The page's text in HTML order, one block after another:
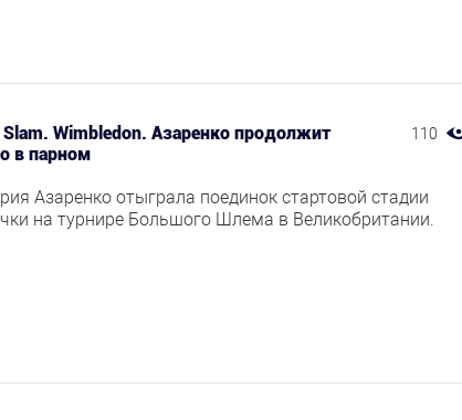
110
Slam. Wimbledon. Азаренко продолжит
в парном
Азаренко отыграла поединок стартовой стадии
на турнире Большого Шлема в Великобритании.